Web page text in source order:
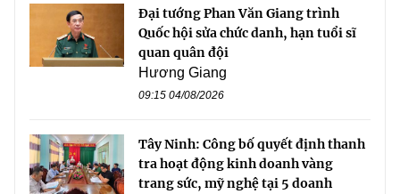
Đại tướng Phan Văn Giang trình
Quốc hội sửa chức danh, hạn tuổi sĩ
quan quân đội
Hương Giang
09:15 04/08/2026
Tây Ninh: Công bố quyết định thanh
tra hoạt động kinh doanh vàng
trang sức, mỹ nghệ tại 5 doanh